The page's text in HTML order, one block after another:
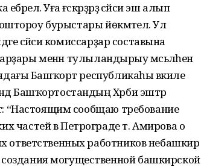
Уға ғәскәрҙәрҙә сәйәси эш алып
бурыстары йөкмәтелә. Ул
сәйәси комиссарҙар составына
менән тулыландырыу мәсьәләһен
Башҡорт респуб­ликаһы вәкиле
Башҡортостандың Хәрби эштәр
“Настоящим сообщаю требование
частей в Петрограде т. Амирова о
ответственных работников небашкир
могущественной башкирской